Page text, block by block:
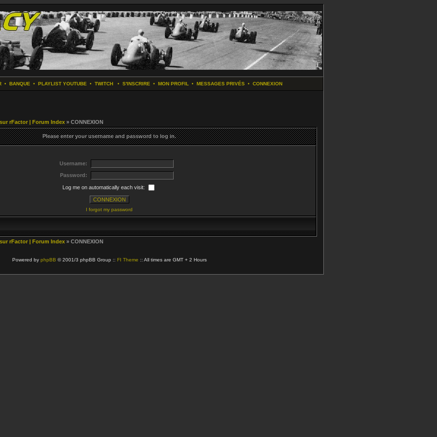
• BANQUE • PLAYLIST YOUTUBE • TWITCH• S'INSCRIRE • MON PROFIL • MESSAGES PRIVÉS• CONNEXION
rFactor | Forum Index » CONNEXION
Please enter your username and password to log in.
Username:
Password:
Log me on automatically each visit:
I forgot my password
rFactor | Forum Index » CONNEXION
Powered by phpBB © 2001/3 phpBB Group :: FI Theme :: All times are GMT + 2 Hours